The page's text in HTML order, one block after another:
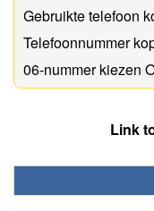
Gebruikte telefoon
Telefoonnummer
06-nummer kiezen
Link